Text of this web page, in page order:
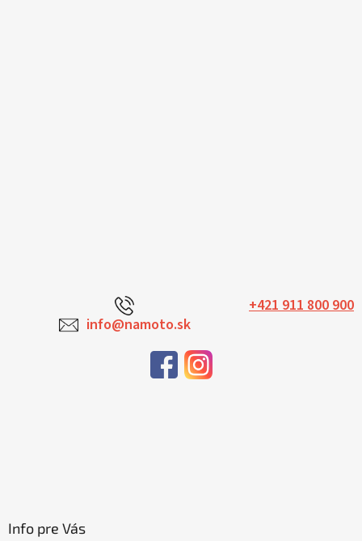
+421 911 800 900
info@namoto.sk
Info pre Vás